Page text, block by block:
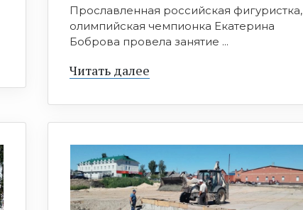
Прославленная российская фигуристка,
олимпийская чемпионка Екатерина
Боброва провела занятие ...
Читать далее